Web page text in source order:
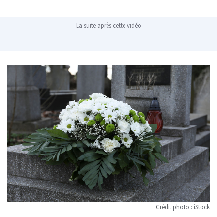
La suite après cette vidéo
Crédit photo : iStock